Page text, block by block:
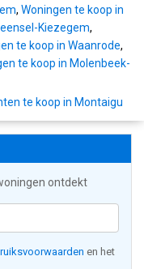
, Woningen te koop in
Kiezegem,
te koop in Waanrode,
te koop in Molenbeek-
te koop in Montaigu
ontdekt
en het